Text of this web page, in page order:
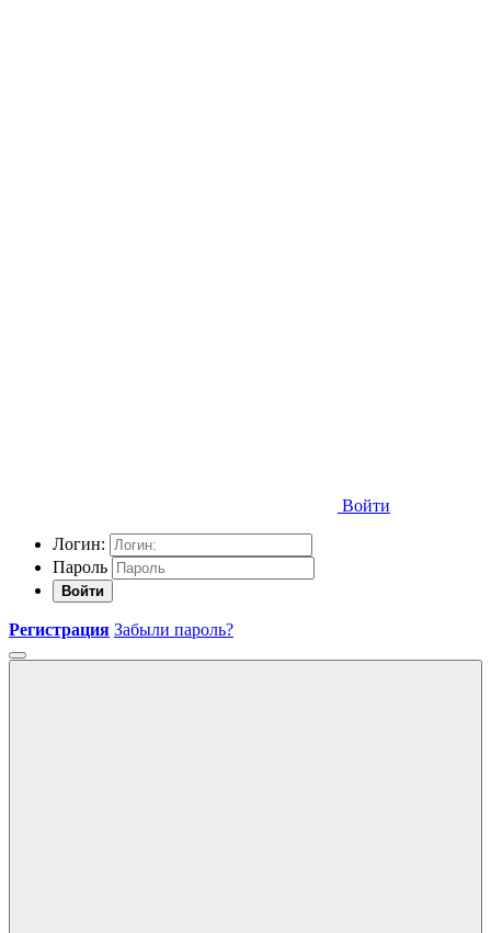
Войти
Логин:
Пароль
Войти
Регистрация Забыли пароль?